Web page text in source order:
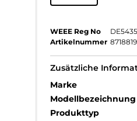
WEEE Reg No
Artikelnummer
Zusätzliche
Marke
Modellbezeichnung
Produkttyp